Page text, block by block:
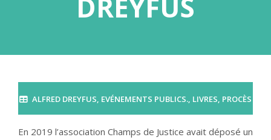
DREYFUS
ALFRED DREYFUS, EVÉNEMENTS PUBLICS., LIVRES, PROCÈS
En 2019 l’association Champs de Justice avait déposé un